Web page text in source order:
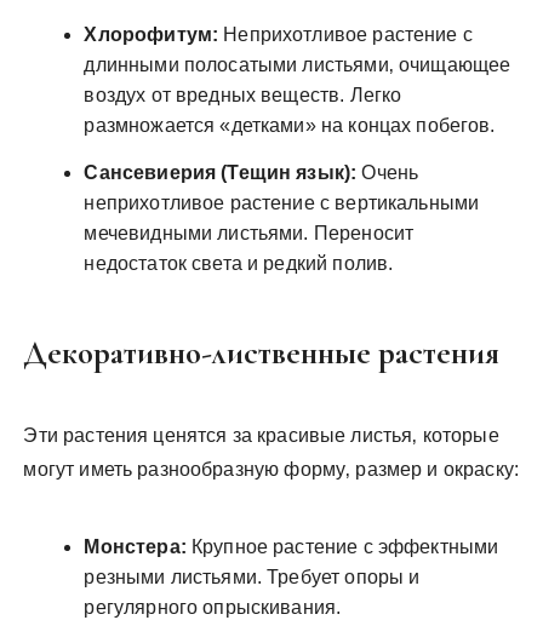
Хлорофитум: Неприхотливое растение с
длинными полосатыми листьями‚ очищающее
воздух от вредных веществ. Легко
размножается «детками» на концах побегов.
Сансевиерия (Тещин язык): Очень
неприхотливое растение с вертикальными
мечевидными листьями. Переносит
недостаток света и редкий полив.
Декоративно-лиственные растения
Эти растения ценятся за красивые листья‚ которые
могут иметь разнообразную форму‚ размер и окраску:
Монстера: Крупное растение с эффектными
резными листьями. Требует опоры и
регулярного опрыскивания.